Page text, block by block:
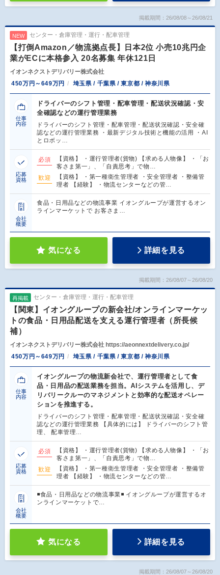
掲載期間：26/08/08～26/08/21
NEW センター・倉庫管理・運行・配車管理
【打倒Amazon／物流拠点長】日本2位 小売10兆円企
業がECに本格参入 20名募集 年休121日
イオンネクストデリバリー株式会社
450万円～649万円
埼玉県 / 千葉県 / 東京都 / 神奈川県
仕事
内容
ドライバーのシフト管理・配車管理・配送状況確認・安
全確認などの運行管理業務
ドライバーのシフト管理・配車管理・配送状況確認・安全確
認などの運行管理業務 ・最新デジタル技術と機能の活用 ・AI
とロボッ…
応募
資格
必須
【資格】 ・運行管理者(貨物) 【求める人物像】 ・「お
客さま第一」、「自責思考」で物…
歓迎
【資格】 ・第一種衛生管理者 ・安全管理者 ・整備管
理者 【経験】 ・物流センターなどの管…
会社
概要
食品・日用品などの物流事業 イオングループが運営するオン
ラインマーケットで お客さま…
気になる 詳細を見る
掲載期間：26/08/07～26/08/20
再掲載 センター・倉庫管理・運行・配車管理
【関東】イオングループの新会社/オンラインマーケッ
トの食品・日用品配送を支える運行管理者（所長候
補）
イオンネクストデリバリー株式会社 https://aeonnextdelivery.co.jp/
450万円～649万円
埼玉県 / 千葉県 / 東京都 / 神奈川県
仕事
内容
イオングループの物流新会社で、運行管理者として食
品・日用品の配送業務を担当。AIシステムを活用し、デ
リバリークルーのマネジメントと効率的な配送オペレー
ションを推進する。
ドライバーのシフト管理・配車管理・配送状況確認・安全確
認などの運行管理業務 【具体的には】 ドライバーのシフト管
理、 配車管理…
応募
資格
必須
【資格】 ・運行管理者(貨物) 【求める人物像】 ・「お
客さま第一」、「自責思考」で物…
歓迎
【資格】 ・第一種衛生管理者 ・安全管理者 ・整備管
理者 【経験】 ・物流センターなどの管…
会社
概要
◾️食品・日用品などの物流事業◾️ イオングループが運営するオ
ンラインマーケットで…
気になる 詳細を見る
掲載期間：26/08/07～26/08/20